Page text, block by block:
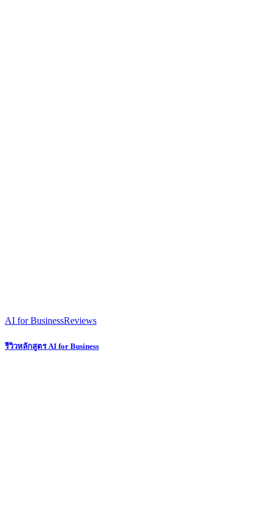
AI for BusinessReviews
รีวิวหลักสูตร AI for Business